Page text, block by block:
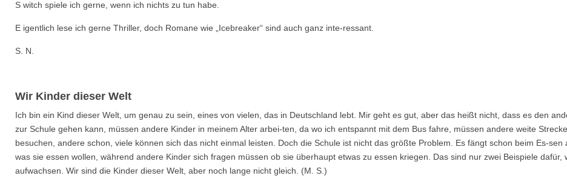
S witch spiele ich gerne, wenn ich nichts zu tun habe.
E igentlich lese ich gerne Thriller, doch Romane wie „Icebreaker“ sind auch ganz inte-ressant.
S. N.
Wir Kinder dieser Welt
Ich bin ein Kind dieser Welt, um genau zu sein, eines von vielen, das in Deutschland lebt. Mir geht es gut, aber das heißt nicht, dass es den
zur Schule gehen kann, müssen andere Kinder in meinem Alter arbei-ten, da wo ich entspannt mit dem Bus fahre, müssen andere weite
besuchen, andere schon, viele können sich das nicht einmal leisten. Doch die Schule ist nicht das größte Problem. Es fängt schon beim Es-
was sie essen wollen, während andere Kinder sich fragen müssen ob sie überhaupt etwas zu essen kriegen. Das sind nur zwei Beispiele
aufwachsen. Wir sind die Kinder dieser Welt, aber noch lange nicht gleich. (M. S.)